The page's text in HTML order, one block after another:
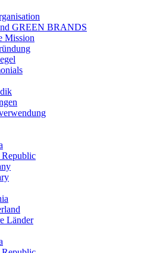
GREEN BRANDS
Mission
Republic
Länder